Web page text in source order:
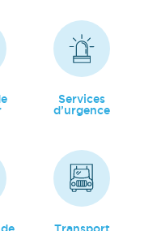
Services
d’urgence
Transport